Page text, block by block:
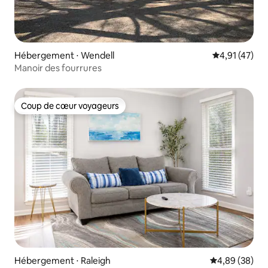
Hébergement ⋅ Wendell Évaluation
4,91 (47)
Manoir des fourrures
Coup de cœur voyageurs
Coup de cœur voyageurs
Hébergement ⋅ Raleigh Évaluation
4,89 (38)